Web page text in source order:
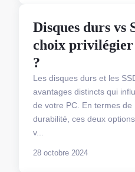
Disques durs vs
choix
?
Les disques durs et les
avantages distincts qui
de votre PC. En termes
durabilité, ces deux
v...
28 octobre 2024